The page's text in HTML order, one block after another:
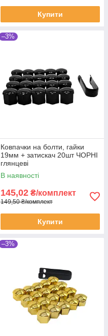
Купити
–3%
Ковпачки на болти, гайки
19мм + затискач 20шт ЧОРНІ
глянцеві
В наявності
145,02 ₴/комплект
149,50 ₴/комплект
Купити
–3%